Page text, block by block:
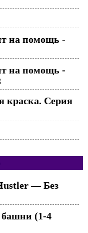
на помощь -
на помощь -
краска. Серия
— Без
башни (1-4